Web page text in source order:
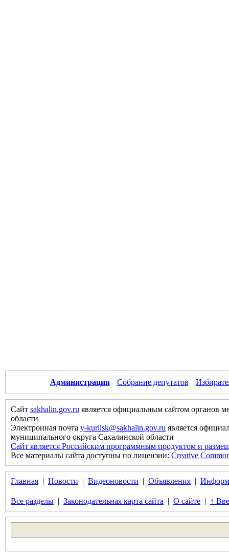
Администрация Собрание депутатов
Сайт sakhalin.gov.ru является официальным сайтом органов
области
Электронная почта y-kurilsk@sakhalin.gov.ru является
муниципального округа Сахалинской области
Сайт является Российским программным продуктом и
Все материалы сайта доступны по лицензии: Creative
Главная | Новости | Видеоновости | Объявления |
Все разделы | Законодательная карта сайта | О сайте | ↑